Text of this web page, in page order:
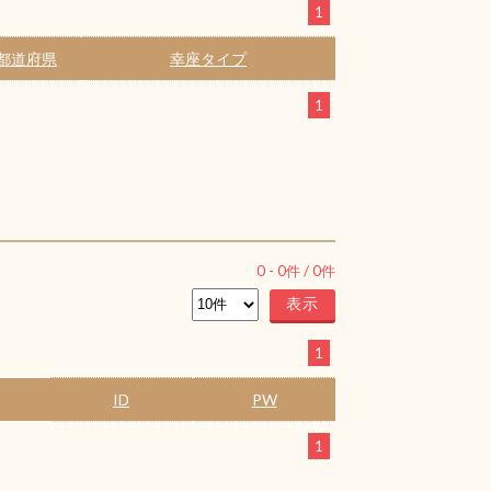
1
道府県 幸座タイプ
1
0 - 0件 /0件
1
ID PW
1